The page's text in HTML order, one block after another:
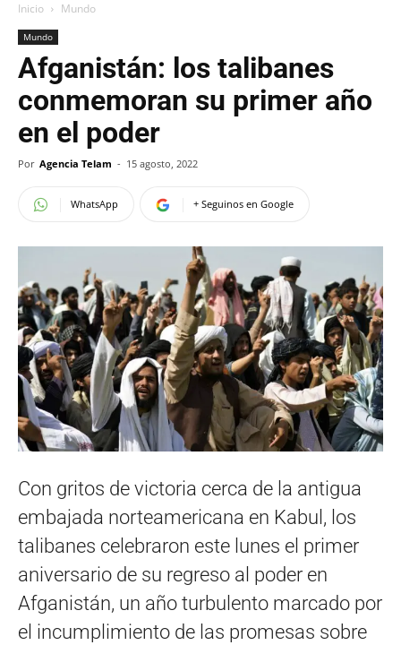
Inicio Mundo
Mundo
Afganistán: los talibanes
conmemoran su primer año
en el poder
Por Agencia Telam - 15 agosto, 2022
WhatsApp + Seguinos en Google
Con gritos de victoria cerca de la antigua
embajada norteamericana en Kabul, los
talibanes celebraron este lunes el primer
aniversario de su regreso al poder en
Afganistán, un año turbulento marcado por
el incumplimiento de las promesas sobre